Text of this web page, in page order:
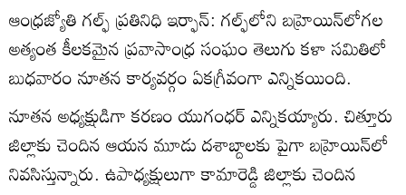
ఆంధ్రజ్యోతి గల్ఫ్ ప్రతినిధి ఇర్ఫాన్: గల్ఫ్‌లోని బహ్రెయిన్‌లోగల
అత్యంత కీలకమైన ప్రవాసాంధ్ర సంఘం తెలుగు కళా సమితిలో
బుధవారం నూతన కార్యవర్గం ఏకగ్రీవంగా ఎన్నికయింది.
నూతన అధ్యక్షుడిగా కరణం యుగంధర్ ఎన్నికయ్యారు. చిత్తూరు
జిల్లాకు చెందిన ఆయన మూడు దశాబ్దాలకు పైగా బహ్రెయిన్‌లో
నివసిస్తున్నారు. ఉపాధ్యక్షులుగా కామారెడ్డి జిల్లాకు చెందిన